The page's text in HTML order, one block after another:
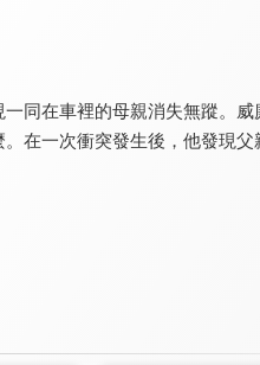
同在車裡的母親消失無蹤。
在一次衝突發生後，他發現